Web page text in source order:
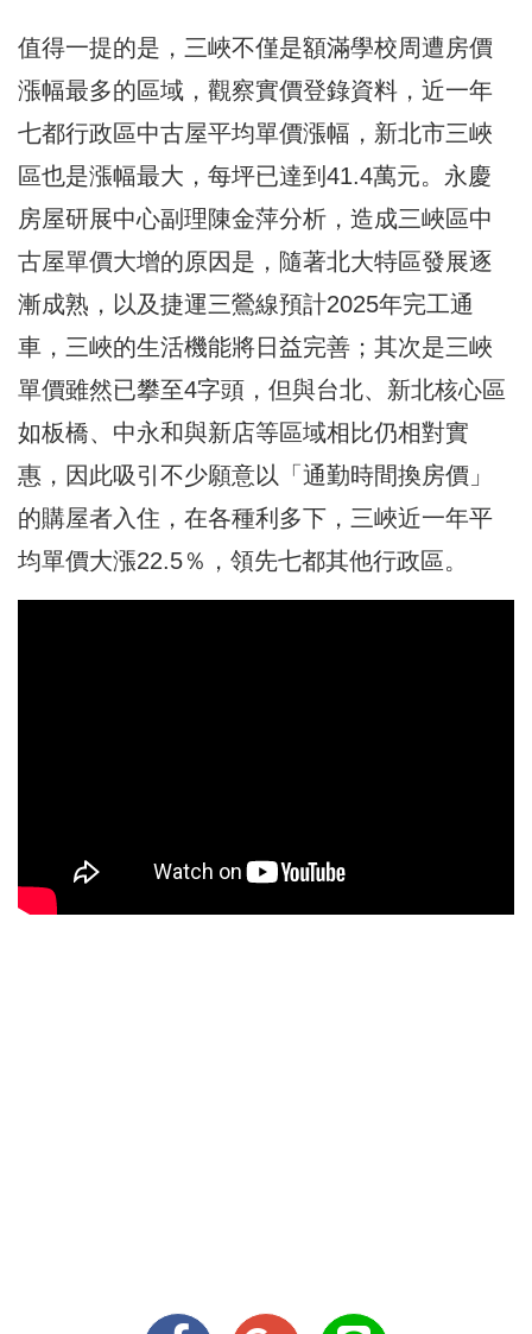
值得一提的是，三峽不僅是額滿學校周遭房價
漲幅最多的區域，觀察實價登錄資料，近一年
七都行政區中古屋平均單價漲幅，新北市三峽
區也是漲幅最大，每坪已達到41.4萬元。永慶
房屋研展中心副理陳金萍分析，造成三峽區中
古屋單價大增的原因是，隨著北大特區發展逐
漸成熟，以及捷運三鶯線預計2025年完工通
車，三峽的生活機能將日益完善；其次是三峽
單價雖然已攀至4字頭，但與台北、新北核心區
如板橋、中永和與新店等區域相比仍相對實
惠，因此吸引不少願意以「通勤時間換房價」
的購屋者入住，在各種利多下，三峽近一年平
均單價大漲22.5％，領先七都其他行政區。